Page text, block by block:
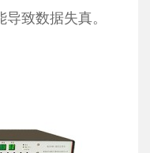
致数据失真。